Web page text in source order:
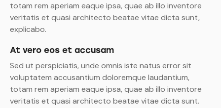
totam rem aperiam eaque ipsa, quae ab illo inventore
veritatis et quasi architecto beatae vitae dicta sunt,
explicabo.
At vero eos et accusam
Sed ut perspiciatis, unde omnis iste natus error sit
voluptatem accusantium doloremque laudantium,
totam rem aperiam eaque ipsa, quae ab illo inventore
veritatis et quasi architecto beatae vitae dicta sunt.